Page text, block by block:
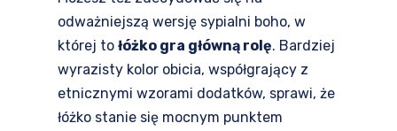
odważniejszą wersję sypialni boho, w
której to łóżko gra główną rolę. Bardziej
wyrazisty kolor obicia, współgrający z
etnicznymi wzorami dodatków, sprawi, że
łóżko stanie się mocnym punktem